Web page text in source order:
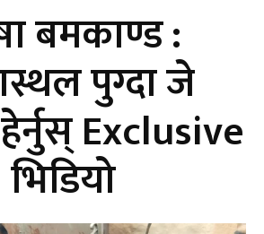
बमकाण्ड :
पुग्दा जे
Exclusive
भिडियो